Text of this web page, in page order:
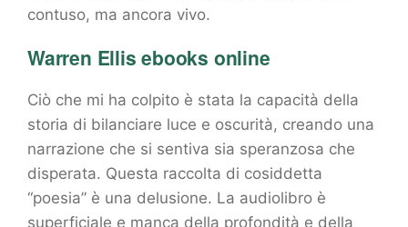
contuso, ma ancora vivo.
Warren Ellis ebooks online
Ciò che mi ha colpito è stata la capacità della
storia di bilanciare luce e oscurità, creando una
narrazione che si sentiva sia speranzosa che
disperata. Questa raccolta di cosiddetta
“poesia” è una delusione. La audiolibro è
superficiale e manca della profondità e della